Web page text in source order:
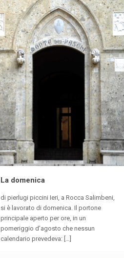
La domenica
di pierlugi piccini Ieri, a Rocca Salimbeni,
si è lavorato di domenica. Il portone
principale aperto per ore, in un
pomeriggio d’agosto che nessun
calendario prevedeva:[…]